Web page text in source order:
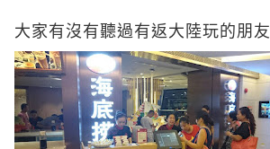
大家有沒有聽過有返大陸玩的朋